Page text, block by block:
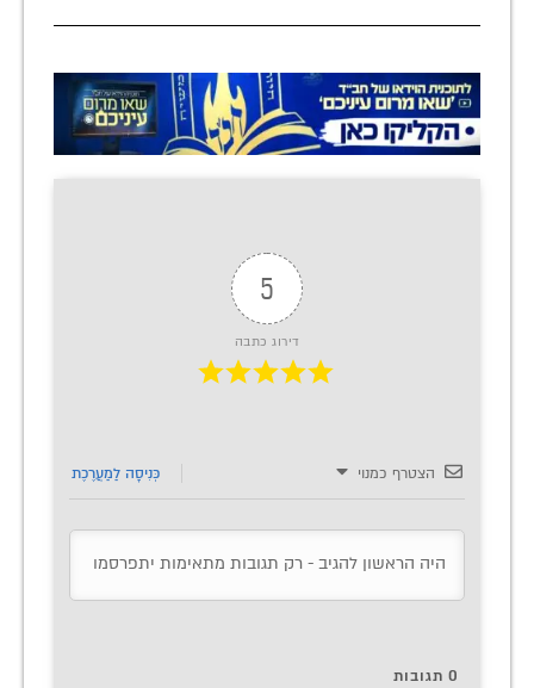
5
דירוג כתבה
הצטרף כמנוי כְּנִיסָה לַמַעֲרֶכֶת
0 תגובות